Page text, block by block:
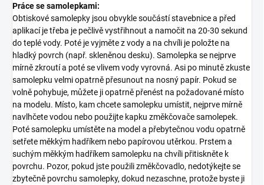
Práce se samolepkami:
Obtiskové samolepky jsou obvykle součástí stavebnice a před
aplikací je třeba je pečlivě vystřihnout a namočit na 20-30 sekund
do teplé vody. Poté je vyjměte z vody a na chvíli je položte na
hladký povrch (např. skleněnou desku). Samolepka se nejprve
mírně zkroutí a poté se vlivem vody vyrovná. Asi po minutě zkuste
samolepku velmi opatrně přesunout na nosný papír. Pokud se
volně pohybuje, můžete ji opatrně přenést na požadované místo
na modelu. Místo, kam chcete samolepku umístit, nejprve mírně
navlhčete vodou nebo použijte kapku změkčovače samolepek.
Poté samolepku umístěte na model a přebytečnou vodu opatrně
setřete měkkým hadříkem nebo papírovou utěrkou. Prstem a
suchým měkkým hadříkem samolepku na chvíli přitiskněte k
povrchu. Pozor, pokud jste použili změkčovadlo, nedotýkejte se
zbytečně povrchu samolepky, dokud nezaschne, protože byste ji